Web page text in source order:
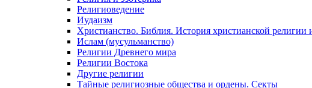
Религиоведение
Иудаизм
Христианство. Библия. История христианской религии
Ислам (мусульманство)
Религии Древнего мира
Религии Востока
Другие религии
Тайные религиозные общества и ордены. Секты